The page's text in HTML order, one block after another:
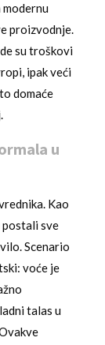
modernu
proizvodnje.
su troškovi
ipak veći
domaće
u
Kao
postali sve
Scenario
voće je
talas u